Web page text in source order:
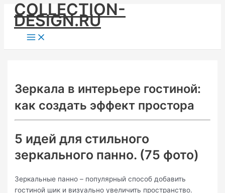
Skip
content
COLLECTION-
DESIGN.RU
Main
Menu
Зеркала в интерьере гостиной:
как создать эффект простора
5 идей для стильного
зеркального панно. (75 фото)
Зеркальные панно – популярный способ добавить
гостиной шик и визуально увеличить пространство.